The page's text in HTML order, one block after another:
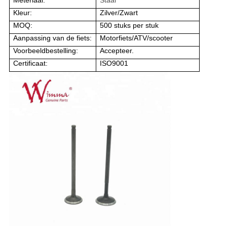
Kleur:
Zilver/Zwart
MOQ:
500 stuks per stuk
Aanpassing van de fiets:
Motorfiets/ATV/scooter
Voorbeeldbestelling:
Accepteer.
Certificaat:
ISO9001